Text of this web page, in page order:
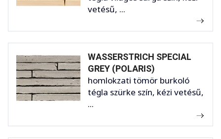
vetésű, ...
WASSERSTRICH SPECIAL
GREY (POLARIS)
homlokzati tömör burkoló
tégla szürke szín, kézi vetésű,
...